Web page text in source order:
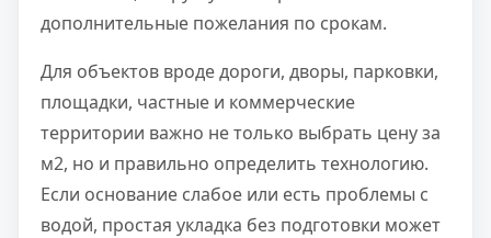
дополнительные пожелания по срокам.
Для объектов вроде дороги, дворы, парковки,
площадки, частные и коммерческие
территории важно не только выбрать цену за
м2, но и правильно определить технологию.
Если основание слабое или есть проблемы с
водой, простая укладка без подготовки может